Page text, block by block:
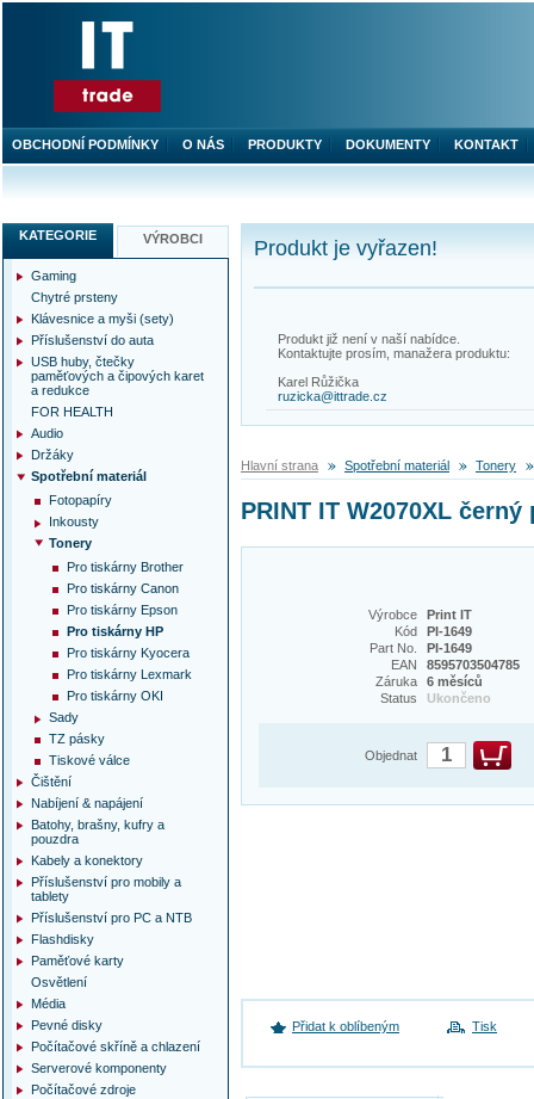
Produkt je vyřazen!
Produkt již není v naší nabídce.
Kontaktujte prosím, manažera produktu:
Karel Růžička
ruzicka@ittrade.cz
Hlavní strana Spotřební materiál Tonery
PRINT IT W2070XL
Výrobce
Print IT
Kód
PI-1649
Part No.
PI-1649
EAN
8595703504785
Záruka
6 měsíců
Status
Ukončeno
Objednat
Přidat k oblíbeným Tisk
KATEGORIE VÝROBCI
Gaming
Chytré prsteny
Klávesnice a myši (sety)
Příslušenství do auta
USB huby, čtečky
paměťových a čipových karet
a redukce
FOR HEALTH
Audio
Držáky
Spotřební materiál
Fotopapíry
Inkousty
Tonery
Pro tiskárny Brother
Pro tiskárny Canon
Pro tiskárny Epson
Pro tiskárny HP
Pro tiskárny Kyocera
Pro tiskárny Lexmark
Pro tiskárny OKI
Sady
TZ pásky
Tiskové válce
Čištění
Nabíjení & napájení
Batohy, brašny, kufry a
pouzdra
Kabely a konektory
Příslušenství pro mobily a
tablety
Příslušenství pro PC a NTB
Flashdisky
Paměťové karty
Osvětlení
Média
Pevné disky
Počítačové skříně a chlazení
Serverové komponenty
Počítačové zdroje
OBCHODNÍ PODMÍNKY O NÁS PRODUKTY DOKUMENTY KONTAKT